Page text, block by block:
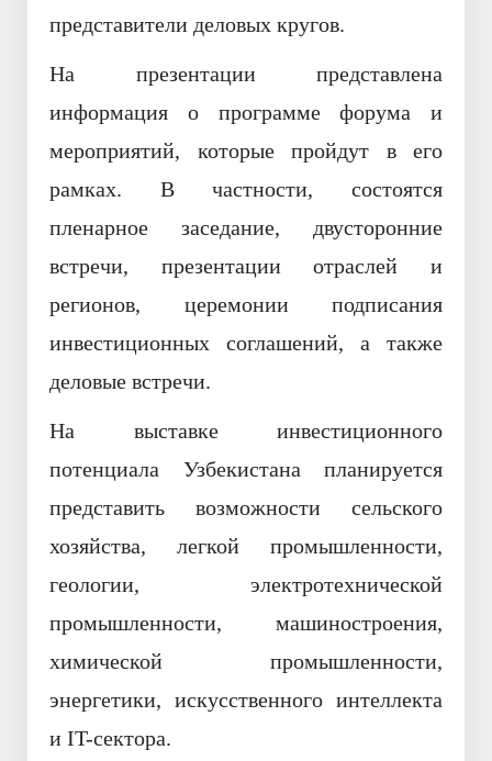
представители деловых кругов.
На презентации представлена
информация о программе форума и
мероприятий, которые пройдут в его
рамках. В частности, состоятся
пленарное заседание, двусторонние
встречи, презентации отраслей и
регионов, церемонии подписания
инвестиционных соглашений, а также
деловые встречи.
На выставке инвестиционного
потенциала Узбекистана планируется
представить возможности сельского
хозяйства, легкой промышленности,
геологии, электротехнической
промышленности, машиностроения,
химической промышленности,
энергетики, искусственного интеллекта
и IT-сектора.